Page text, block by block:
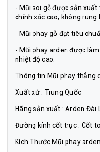
- Mũi soi gỗ được sản
chính xác cao, không rung
- Mũi phay gỗ đạt tiêu
- Mũi phay arden được
nhiệt độ cao.
Thông tin Mũi phay thẳng
Xuất xứ : Trung Quốc
Hãng sản xuất : Arden Đài
Đường kính cốt trục : Cốt
Kích Thước Mũi phay